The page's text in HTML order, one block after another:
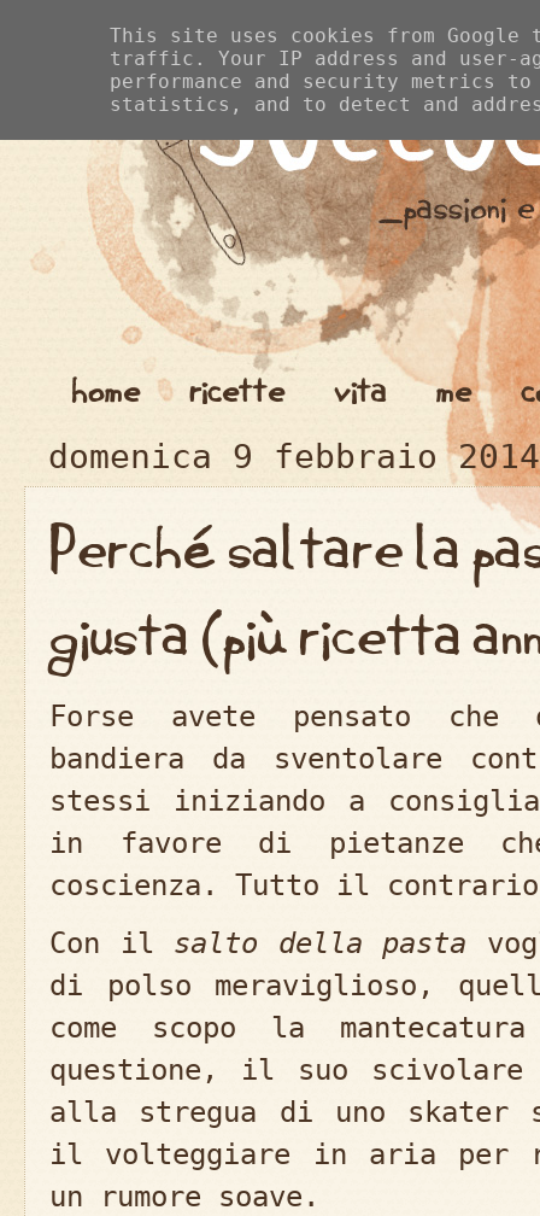
home ricette vita me
domenica 9 febbraio 2014
Perché saltare la
giusta (più ricetta
Forse avete pensato che
bandiera da sventolare
stessi iniziando a
in favore di pietanze
coscienza. Tutto il
Con il salto della pasta
di polso meraviglioso,
come scopo la
questione, il suo
alla stregua di uno skater
il volteggiare in aria per
un rumore soave.
This site uses cookies from
traffic. Your IP address and user-
performance and security metrics
statistics, and to detect and